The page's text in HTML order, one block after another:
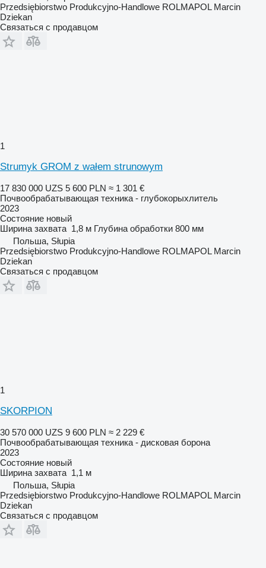
Przedsiębiorstwo Produkcyjno-Handlowe ROLMAPOL Marcin
Dziekan
Связаться с продавцом
1
Strumyk GROM z wałem strunowym
17 830 000 UZS 5 600 PLN ≈ 1 301 €
Почвообрабатывающая техника - глубокорыхлитель
2023
Состояние новый
Ширина захвата 1,8 м Глубина обработки 800 мм
Польша, Słupia
Przedsiębiorstwo Produkcyjno-Handlowe ROLMAPOL Marcin
Dziekan
Связаться с продавцом
1
SKORPION
30 570 000 UZS 9 600 PLN ≈ 2 229 €
Почвообрабатывающая техника - дисковая борона
2023
Состояние новый
Ширина захвата 1,1 м
Польша, Słupia
Przedsiębiorstwo Produkcyjno-Handlowe ROLMAPOL Marcin
Dziekan
Связаться с продавцом